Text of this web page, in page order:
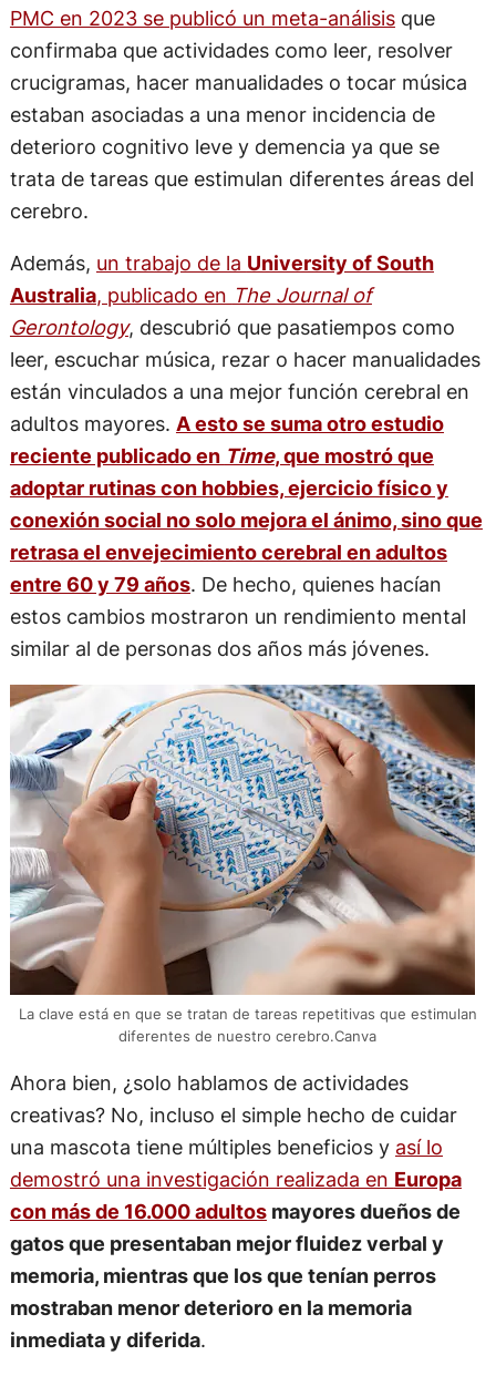
PMC en 2023 se publicó un meta-análisisque
confirmaba que actividades como leer, resolver
crucigramas, hacer manualidades o tocar música
estaban asociadas a una menor incidencia de
deterioro cognitivo leve y demencia ya que se
trata de tareas que estimulan diferentes áreas del
cerebro.
Además, un trabajo de la University of South
Australia, publicado en The Journal of
Gerontology, descubrió que pasatiempos como
leer, escuchar música, rezar o hacer manualidades
están vinculados a una mejor función cerebral en
adultos mayores. A esto se suma otro estudio
reciente publicado en Time, que mostró que
adoptar rutinas con hobbies, ejercicio físico y
conexión social no solo mejora el ánimo, sino que
retrasa el envejecimiento cerebral en adultos
entre 60 y 79 años. De hecho, quienes hacían
estos cambios mostraron un rendimiento mental
similar al de personas dos años más jóvenes.
La clave está en que se tratan de tareas repetitivas que estimulan
diferentes de nuestro cerebro.Canva
Ahora bien, ¿solo hablamos de actividades
creativas? No, incluso el simple hecho de cuidar
una mascota tiene múltiples beneficios y así lo
demostró una investigación realizada en Europa
con más de 16.000 adultosmayores dueños de
gatos que presentaban mejor fluidez verbal y
memoria, mientras que los que tenían perros
mostraban menor deterioro en la memoria
inmediata y diferida.